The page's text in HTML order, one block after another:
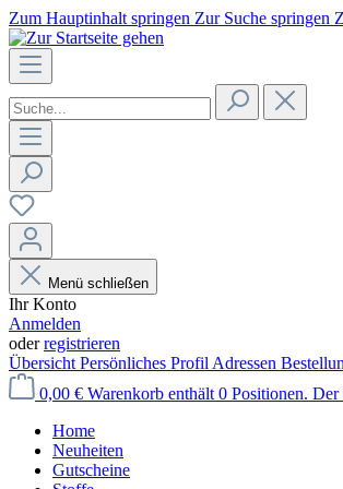
Zum Hauptinhalt springen Zur Suche springen
Menü schließen
Ihr Konto
Anmelden
oderregistrieren
Übersicht Persönliches Profil Adressen
0,00 € Warenkorb enthält 0 Positionen.
Home
Neuheiten
Gutscheine